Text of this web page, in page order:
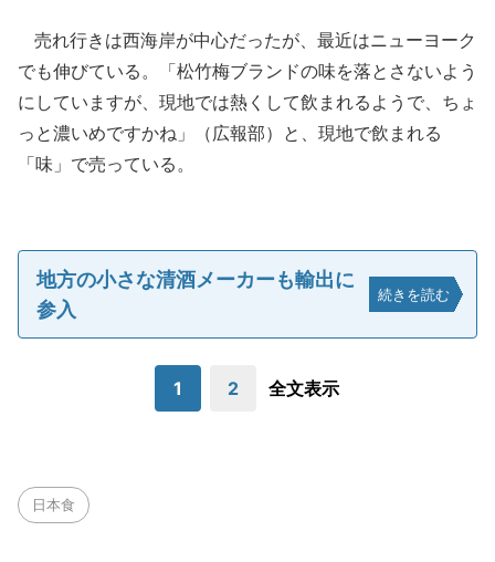
売れ行きは西海岸が中心だったが、最近はニューヨーク
でも伸びている。「松竹梅ブランドの味を落とさないよう
にしていますが、現地では熱くして飲まれるようで、ちょ
っと濃いめですかね」（広報部）と、現地で飲まれる
「味」で売っている。
地方の小さな清酒メーカーも輸出に
参入
続きを読む
1 2 全文表示
日本食